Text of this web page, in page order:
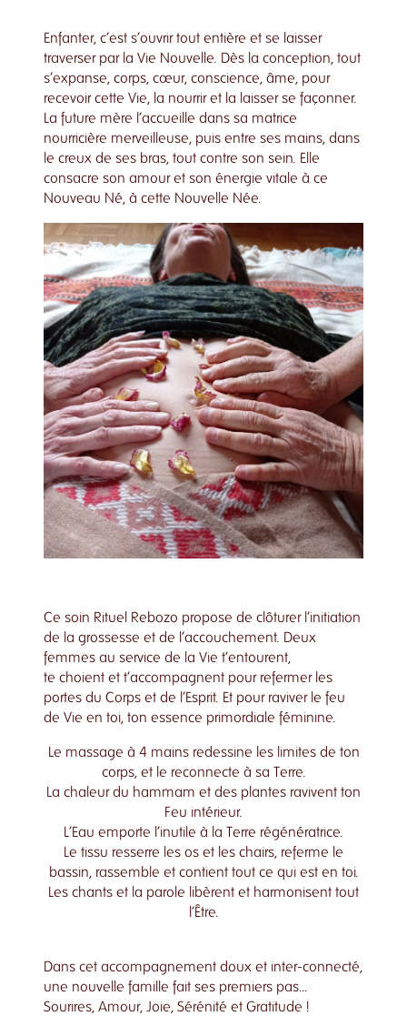
Enfanter, c’est s’ouvrir tout entière et se laisser
traverser par la Vie Nouvelle. Dès la conception, tout
s’expanse, corps, cœur, conscience, âme, pour
recevoir cette Vie, la nourrir et la laisser se façonner.
La future mère l’accueille dans sa matrice
nourricière merveilleuse, puis entre ses mains, dans
le creux de ses bras, tout contre son sein. Elle
consacre son amour et son énergie vitale à ce
Nouveau Né, à cette Nouvelle Née.
Ce soin Rituel Rebozo propose de clôturer l’initiation
de la grossesse et de l’accouchement. Deux
femmes au service de la Vie t’entourent,
te choient et t’accompagnent pour refermer les
portes du Corps et de l’Esprit. Et pour raviver le feu
de Vie en toi, ton essence primordiale féminine.
Le massage à 4 mains redessine les limites de ton
corps, et le reconnecte à sa Terre.
La chaleur du hammam et des plantes ravivent ton
Feu intérieur.
L’Eau emporte l’inutile à la Terre régénératrice.
Le tissu resserre les os et les chairs, referme le
bassin, rassemble et contient tout ce qui est en toi.
Les chants et la parole libèrent et harmonisent tout
l’Être.
Dans cet accompagnement doux et inter-connecté,
une nouvelle famille fait ses premiers pas…
Sourires, Amour, Joie, Sérénité et Gratitude !